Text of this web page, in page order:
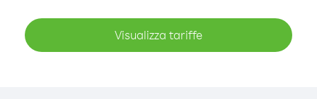
Visualizza tariffe